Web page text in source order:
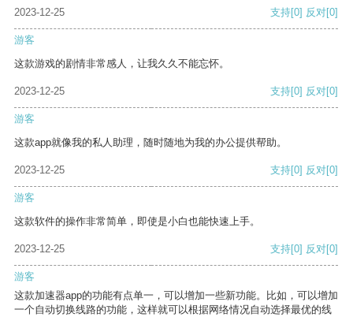
2023-12-25
支持[0] 反对[0]
游客
这款游戏的剧情非常感人，让我久久不能忘怀。
2023-12-25 支持[0] 反对[0]
游客
这款app就像我的私人助理，随时随地为我的办公提供帮助。
2023-12-25 支持[0] 反对[0]
游客
这款软件的操作非常简单，即使是小白也能快速上手。
2023-12-25 支持[0] 反对[0]
游客
这款加速器app的功能有点单一，可以增加一些新功能。比如，可以增加
一个自动切换线路的功能，这样就可以根据网络情况自动选择最优的线